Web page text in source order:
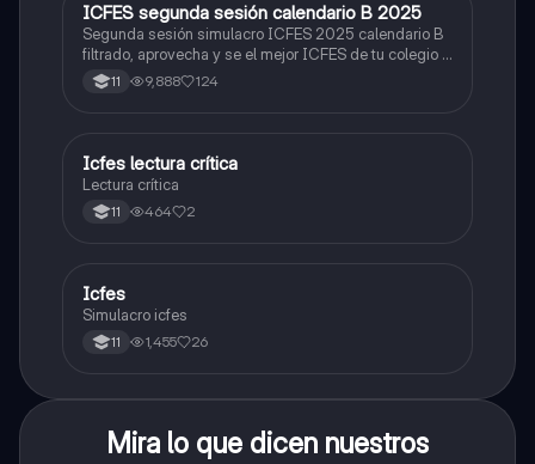
ICFES: Lectura Crítica
ICFES segunda sesión calendario B 2025
Segunda sesión simulacro ICFES 2025 calendario B
filtrado, aprovecha y se el mejor ICFES de tu colegio y
poder ingresar a universidad, y estudiar aquella
carrera con la que tanto sueñas.
11 9,888 124
Lengua Castellana
Icfes lectura crítica
Lectura crítica
11 464 2
ICFES: Sociales y Ciudadanas
Icfes
Simulacro icfes
11 1,455 26
Mira lo que dicen nuestros